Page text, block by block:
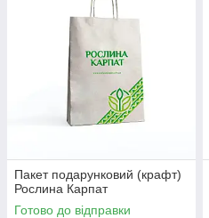
Пакет подарунковий (крафт)
Рослина Карпат
Готово до відправки